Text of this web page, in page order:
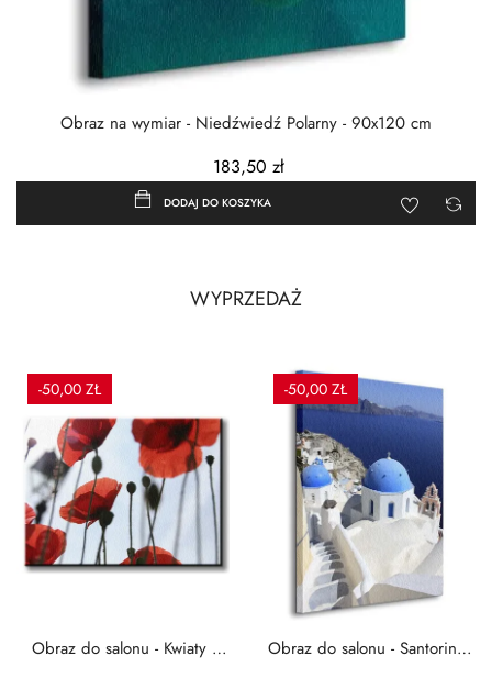
Obraz na wymiar - Niedźwiedź Polarny - 90x120 cm
183,50 zł
DODAJ DO KOSZYKA
WYPRZEDAŻ
-50,00 ZŁ
Obraz do salonu - Kwiaty -
-50,00 ZŁ
Obraz do salonu - Santorini -